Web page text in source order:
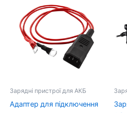
Зарядні пристрої для АКБ
Адаптер для підключення